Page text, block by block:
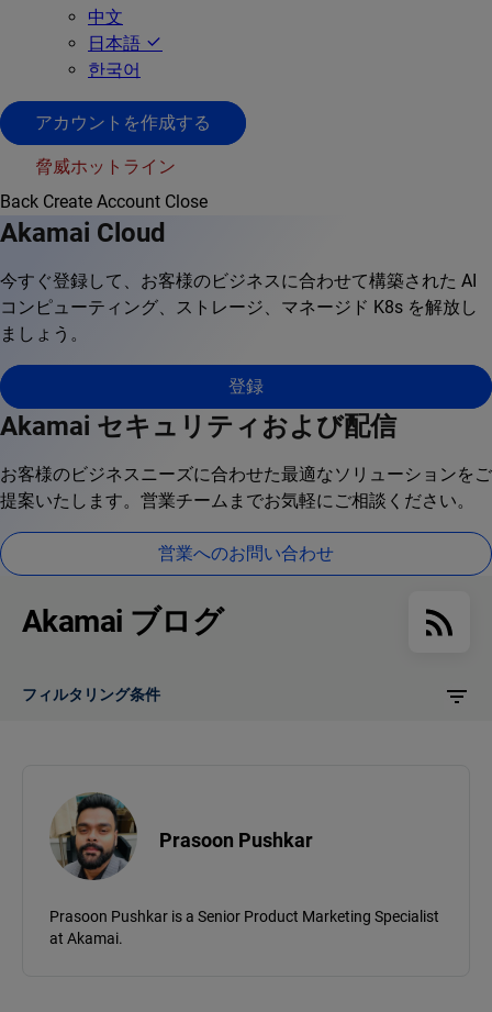
中文
日本語
한국어
アカウントを作成する
脅威ホットライン
Back Create Account Close
Akamai Cloud
今すぐ登録して、お客様のビジネスに合わせて構築された AI
コンピューティング、ストレージ、マネージド K8s を解放し
ましょう。
登録
Akamai セキュリティおよび配信
お客様のビジネスニーズに合わせた最適なソリューションをご
提案いたします。営業チームまでお気軽にご相談ください。
営業へのお問い合わせ
Akamai ブログ
フィルタリング条件
Prasoon Pushkar
Prasoon Pushkar is a Senior Product Marketing Specialist
at Akamai.